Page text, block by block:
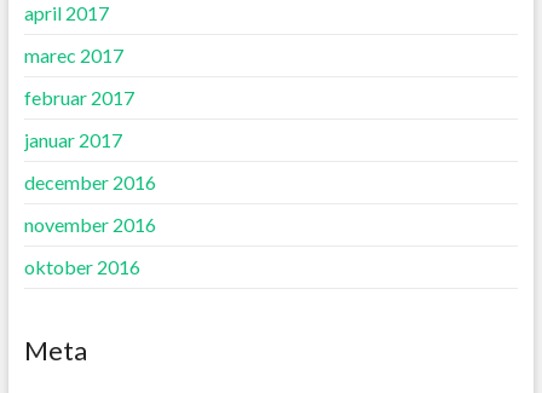
april 2017
marec 2017
februar 2017
januar 2017
december 2016
november 2016
oktober 2016
Meta